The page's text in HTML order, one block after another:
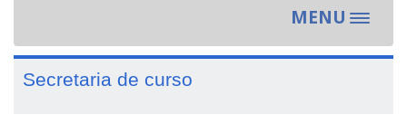
MENU
Toggle
Secretaria de curso